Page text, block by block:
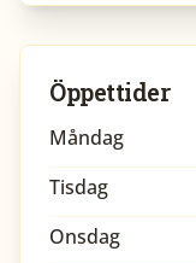
Öppettider
Måndag
Tisdag
Onsdag